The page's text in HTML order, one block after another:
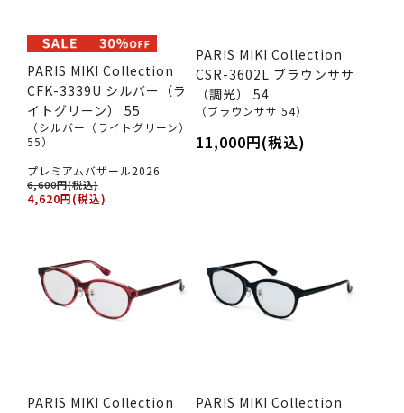
PARIS MIKI Collection
CFK-3339U シルバー（ラ
イトグリーン） 55
（シルバー（ライトグリーン）
55）
プレミアムバザール2026
6,600円(税込)
4,620円(税込)
PARIS MIKI Collection
CSR-3602L ブラウンササ
（調光） 54
（ブラウンササ 54）
11,000円(税込)
PARIS MIKI Collection
PARIS MIKI Collection